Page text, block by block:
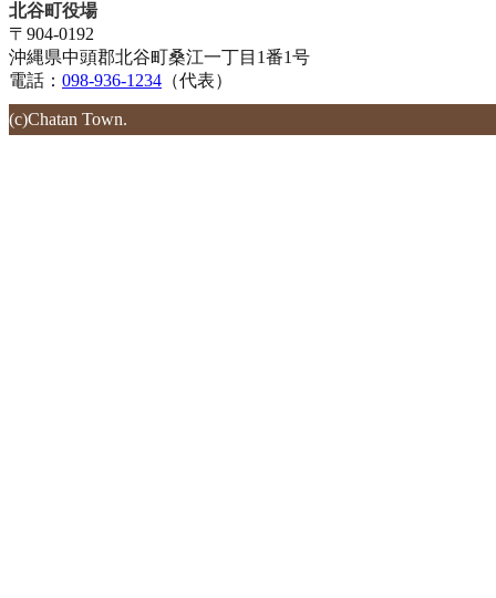
北谷町役場
〒904-0192
沖縄県中頭郡北谷町桑江一丁目1番1号
電話： 098-936-1234 （代表）
(c)Chatan Town.